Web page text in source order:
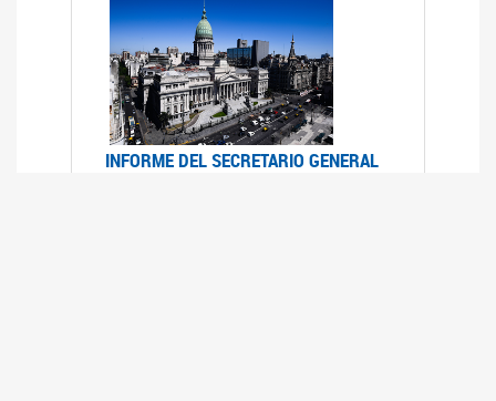
INFORME DEL SECRETARIO GENERAL